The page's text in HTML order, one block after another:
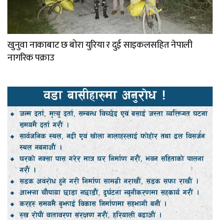
खुनुवा नाकाबाट छ बोरा युरिया र दुई साइकलसहित नेपाली
नागरिक पक्राउ